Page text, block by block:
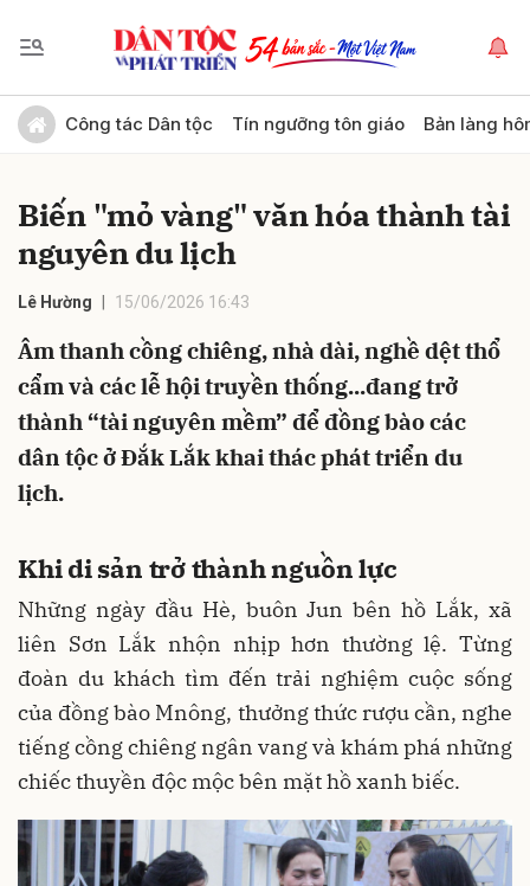
Công tác Dân tộc Tín ngưỡng tôn giáo Bản làng
Biến "mỏ vàng" văn hóa thành tài
nguyên du lịch
Lê Hường 15/06/2026 16:43
Âm thanh cồng chiêng, nhà dài, nghề dệt thổ
cẩm và các lễ hội truyền thống...đang trở
thành “tài nguyên mềm” để đồng bào các
dân tộc ở Đắk Lắk khai thác phát triển du
lịch.
Khi di sản trở thành nguồn lực
Những ngày đầu Hè, buôn Jun bên hồ Lắk, xã
liên Sơn Lắk nhộn nhịp hơn thường lệ. Từng
đoàn du khách tìm đến trải nghiệm cuộc sống
của đồng bào Mnông, thưởng thức rượu cần, nghe
tiếng cồng chiêng ngân vang và khám phá những
chiếc thuyền độc mộc bên mặt hồ xanh biếc.
Gửi bình luận
Hủy Gửi